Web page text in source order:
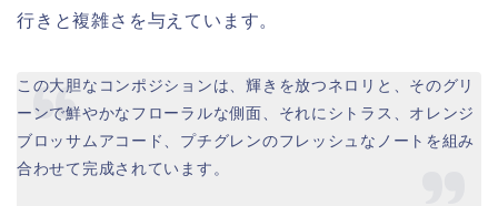
行きと複雑さを与えています。
この大胆なコンポジションは、輝きを放つネロリと、そのグリ
ーンで鮮やかなフローラルな側面、それにシトラス、オレンジ
ブロッサムアコード、プチグレンのフレッシュなノートを組み
合わせて完成されています。